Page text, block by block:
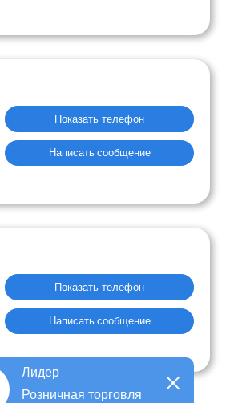
Показать телефон
Написать сообщение
Показать телефон
Написать сообщение
Лидер
Розничная торговля